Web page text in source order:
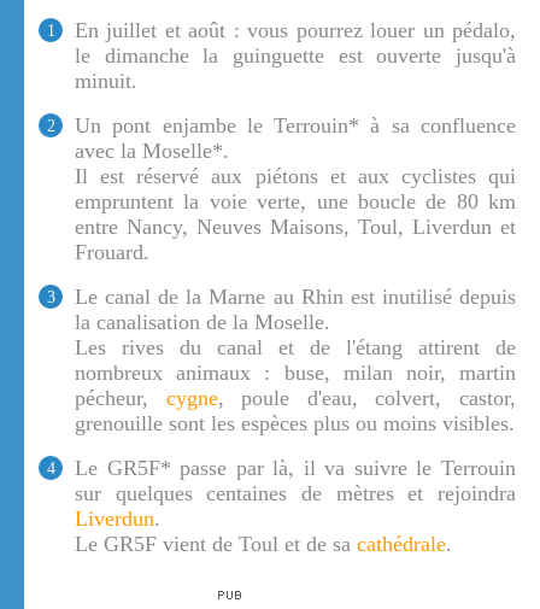
1
En juillet et août : vous pourrez louer un pédalo,
le dimanche la guinguette est ouverte jusqu'à
minuit.
2
Un pont enjambe le Terrouin* à sa confluence
avec la Moselle*.
Il est réservé aux piétons et aux cyclistes qui
empruntent la voie verte, une boucle de 80 km
entre Nancy, Neuves Maisons, Toul, Liverdun et
Frouard.
3
Le canal de la Marne au Rhin est inutilisé depuis
la canalisation de la Moselle.
Les rives du canal et de l'étang attirent de
nombreux animaux : buse, milan noir, martin
pécheur, cygne, poule d'eau, colvert, castor,
grenouille sont les espèces plus ou moins visibles.
4
Le GR5F* passe par là, il va suivre le Terrouin
sur quelques centaines de mètres et rejoindra
Liverdun.
Le GR5F vient de Toul et de sa cathédrale.